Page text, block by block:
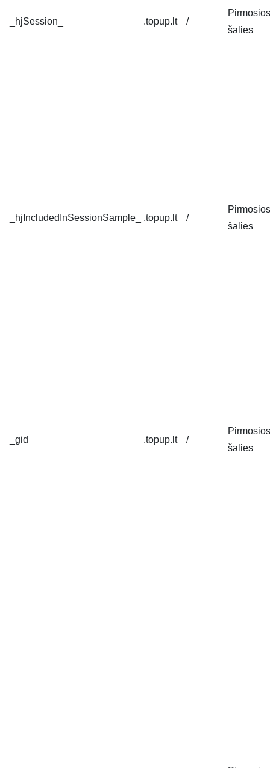
_hjSession_ .topup.lt /
Pirmosios
šalies
_hjIncludedInSessionSample_ .topup.lt /
Pirmosios
šalies
_gid .topup.lt /
Pirmosios
šalies